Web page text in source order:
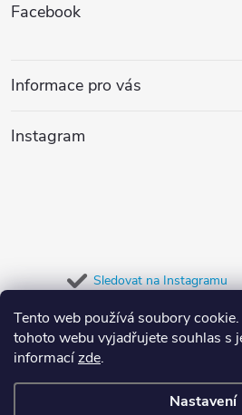
Tento web používá soubory
tohoto webu vyjadřujete souhlas s
informacízde.
Nastavení
d
c
í
k
y
v
ý
p
a
Facebook
Informace pro vás
Instagram
Sledovat na Instagramu
Přijímáme online platby